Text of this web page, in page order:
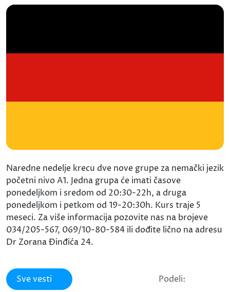
Naredne nedelje krecu dve nove grupe za nemački jezik
početni nivo A1. Jedna grupa će imati časove
ponedeljkom i sredom od 20:30-22h, a druga
ponedeljkom i petkom od 19-20:30h. Kurs traje 5
meseci. Za više informacija pozovite nas na brojeve
034/205-567, 069/10-80-584 ili dođite lično na adresu
Dr Zorana Đinđića 24.
Sve vesti Podeli: